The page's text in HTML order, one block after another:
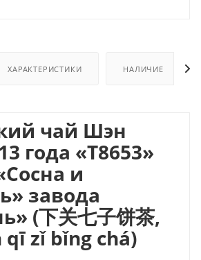
ХАРАКТЕРИСТИКИ НАЛИЧИЕ
чай Шэн
года «T8653»
и
завода
(下关七子饼茶,
zǐ bǐng chá)